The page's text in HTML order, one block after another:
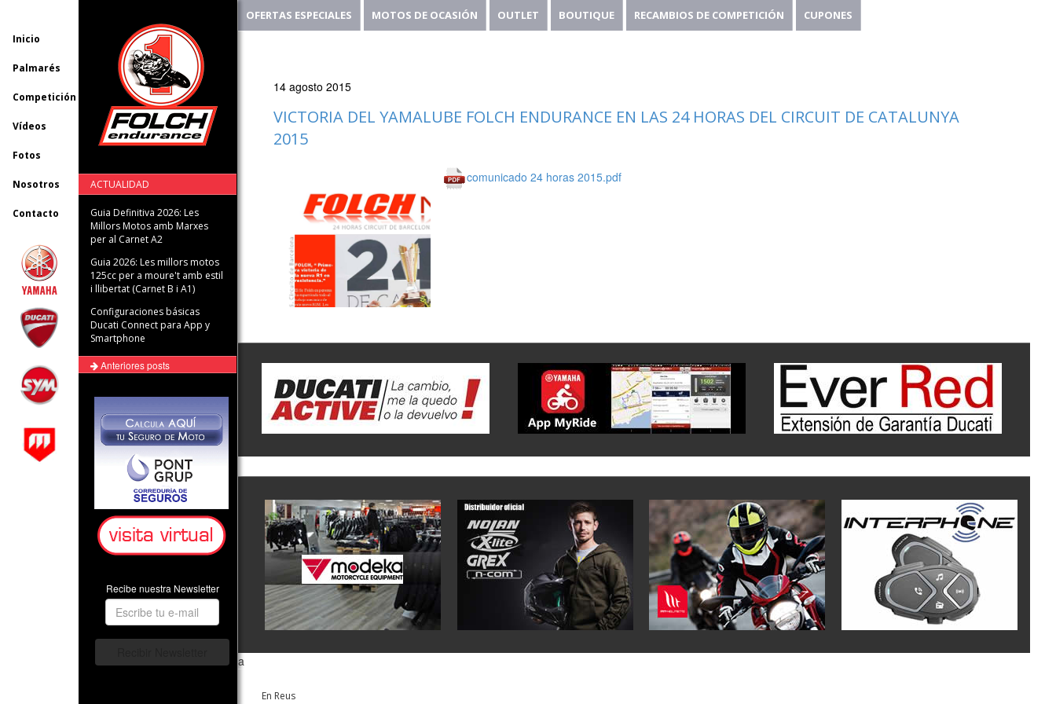
Inicio
Palmarés
Competición
Vídeos
Fotos
Nosotros
Contacto
ACTUALIDAD
Guia Definitiva 2026: Les
Millors Motos amb Marxes
per al Carnet A2
Guia 2026: Les millors motos
125cc per a moure't amb estil
i llibertat (Carnet B i A1)
Configuraciones básicas
Ducati Connect para App y
Smartphone
Anteriores posts
Recibe nuestra Newsletter
OFERTAS ESPECIALES MOTOS DE OCASIÓN OUTLET BOUTIQUE RECAMBIOS DE COMPETICIÓN CUPONES
14 agosto 2015
VICTORIA DEL YAMALUBE FOLCH ENDURANCE EN LAS 24 HORAS DEL CIRCUIT DE CATALUNYA
2015
comunicado 24 horas 2015.pdf
a
En Reus